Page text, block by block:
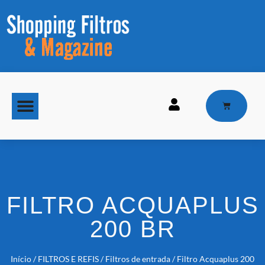
FILTRO ACQUAPLUS
200 BR
Início/FILTROS E REFIS/Filtros de entrada/ Filtro Acquaplus 200